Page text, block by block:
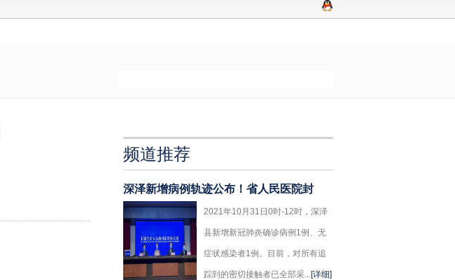
频道推荐
深泽新增病例轨迹公布！省人民医院封
2021年10月31日0时-12时，深泽
县新增新冠肺炎确诊病例1例、无
症状感染者1例。目前，对所有追
踪到的密切接触者已全部采...[详细]